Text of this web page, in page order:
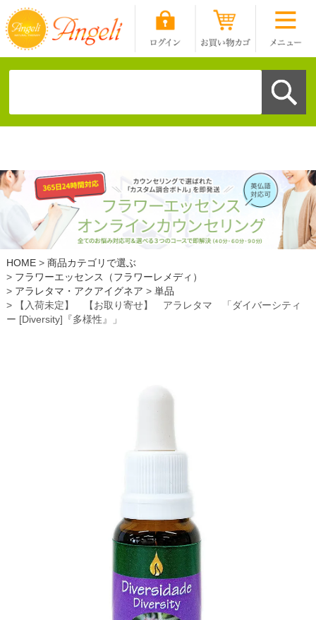
HOME
商品カテゴリで選ぶ
フラワーエッセンス（フラワーレメディ）
アラレタマ・アクアイグネア
単品
【入荷未定】 【お取り寄せ】 アラレタマ 「ダイバーシティ
ー [Diversity]『多様性』」